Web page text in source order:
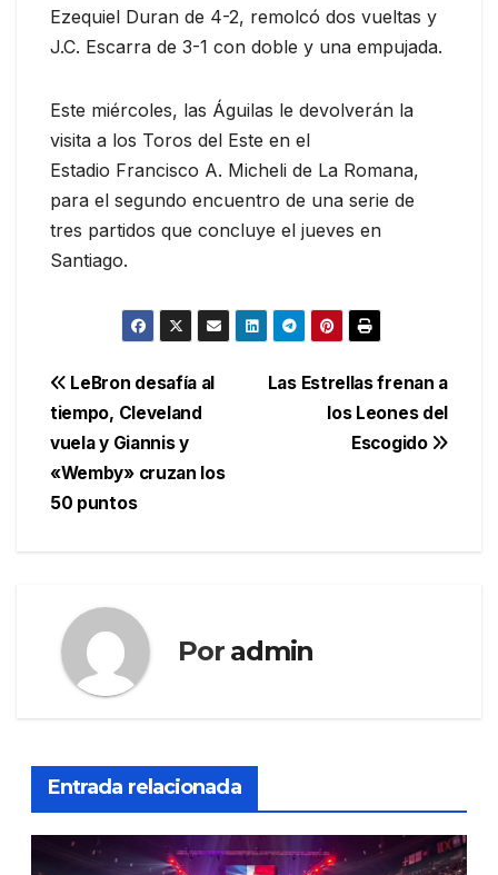
Ezequiel Duran de 4-2, remolcó dos vueltas y
J.C. Escarra de 3-1 con doble y una empujada.
Este miércoles, las Águilas le devolverán la
visita a los Toros del Este en el
Estadio Francisco A. Micheli de La Romana,
para el segundo encuentro de una serie de
tres partidos que concluye el jueves en
Santiago.
Navegación
de
entradas
Las Estrellas frenan a
los Leones del
Escogido
LeBron desafía al
tiempo, Cleveland
vuela y Giannis y
«Wemby» cruzan los
50 puntos
Por admin
Entrada relacionada